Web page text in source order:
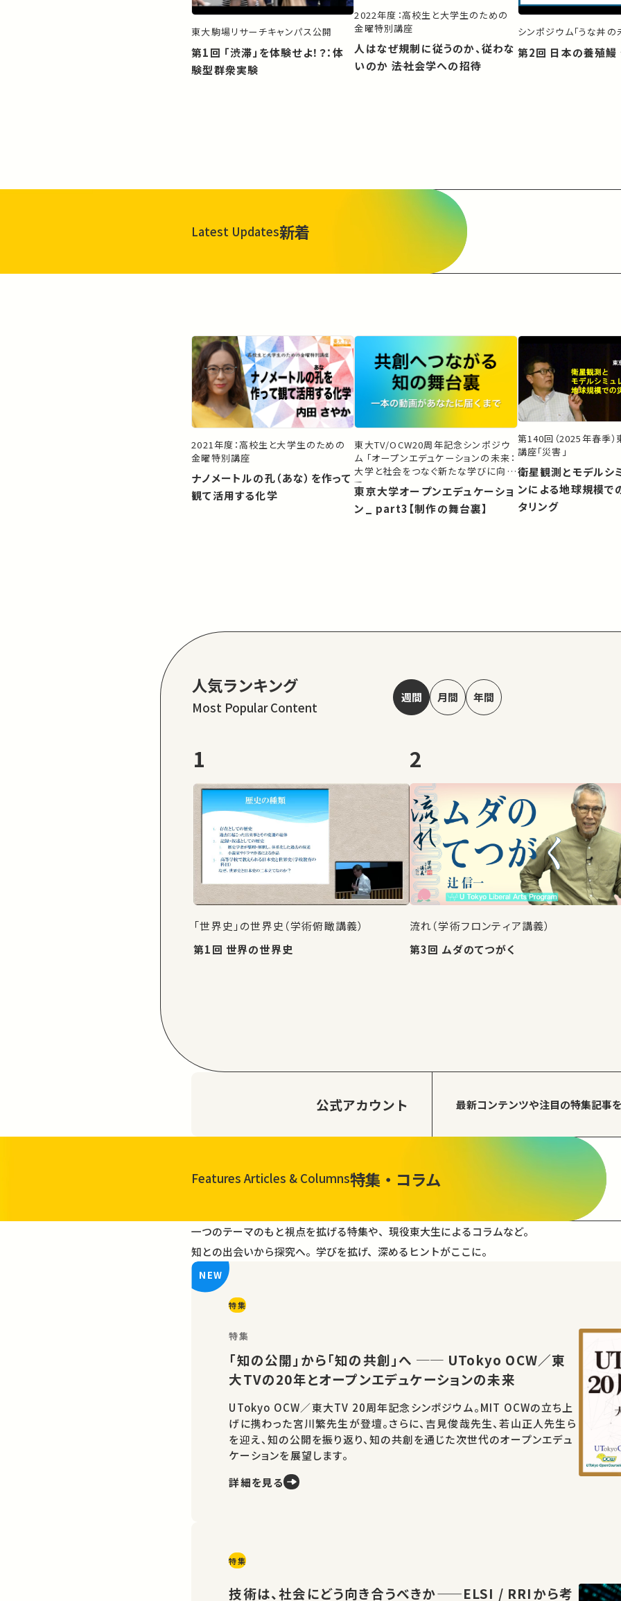
東大駒場リサーチキャンパス公開
第1回 「渋滞」を体験せよ！？：体
験型群衆実験
2022年度：高校生と大学生のための
金曜特別講座
人はなぜ規制に従うのか、従わな
いのか ――法社会学への招待
シンポジウム「うな丼の
第2回 日本の養殖
Latest Updates新着
一覧を見る
2021年度：高校生と大学生のための
金曜特別講座
ナノメートルの孔（あな）を作って
観て活用する化学
東大TV/OCW20周年記念シンポジウ
ム 「オープンエデュケーションの未来：
大学と社会をつなぐ新たな学びに向け
て」
東京大学オープンエデュケーショ
ン_ part3【制作の舞台裏】
第140回（2025年春季
講座「災害」
衛星観測とモデルシ
ンによる地球規模で
タリング
人気ランキング
Most Popular Content
週間 月間 年間
1
「世界史」の世界史（学術俯瞰講義）
第1回 世界の世界史
2
流れ（学術フロンティア講義）
第3回 ムダのてつがく
公式アカウント 最新コンテンツや注目の特集記事
Features Articles & Columns特集・コラム
一覧を見る
一つのテーマのもと視点を拡げる特集や、現役東大生によるコラムなど。
知との出会いから探究へ。学びを拡げ、深めるヒントがここに。
特集
特集
「知の公開」から「知の共創」へ ── UTokyo OCW／東
大TVの20年とオープンエデュケーションの未来
UTokyo OCW／東大TV 20周年記念シンポジウム。MIT OCWの立ち上
げに携わった宮川繁先生が登壇。さらに、吉見俊哉先生、若山正人先生ら
を迎え、知の公開を振り返り、知の共創を通じた次世代のオープンエデュ
ケーションを展望します。
詳細を見る
特集
技術は、社会にどう向き合うべきか——ELSI / RRIから考